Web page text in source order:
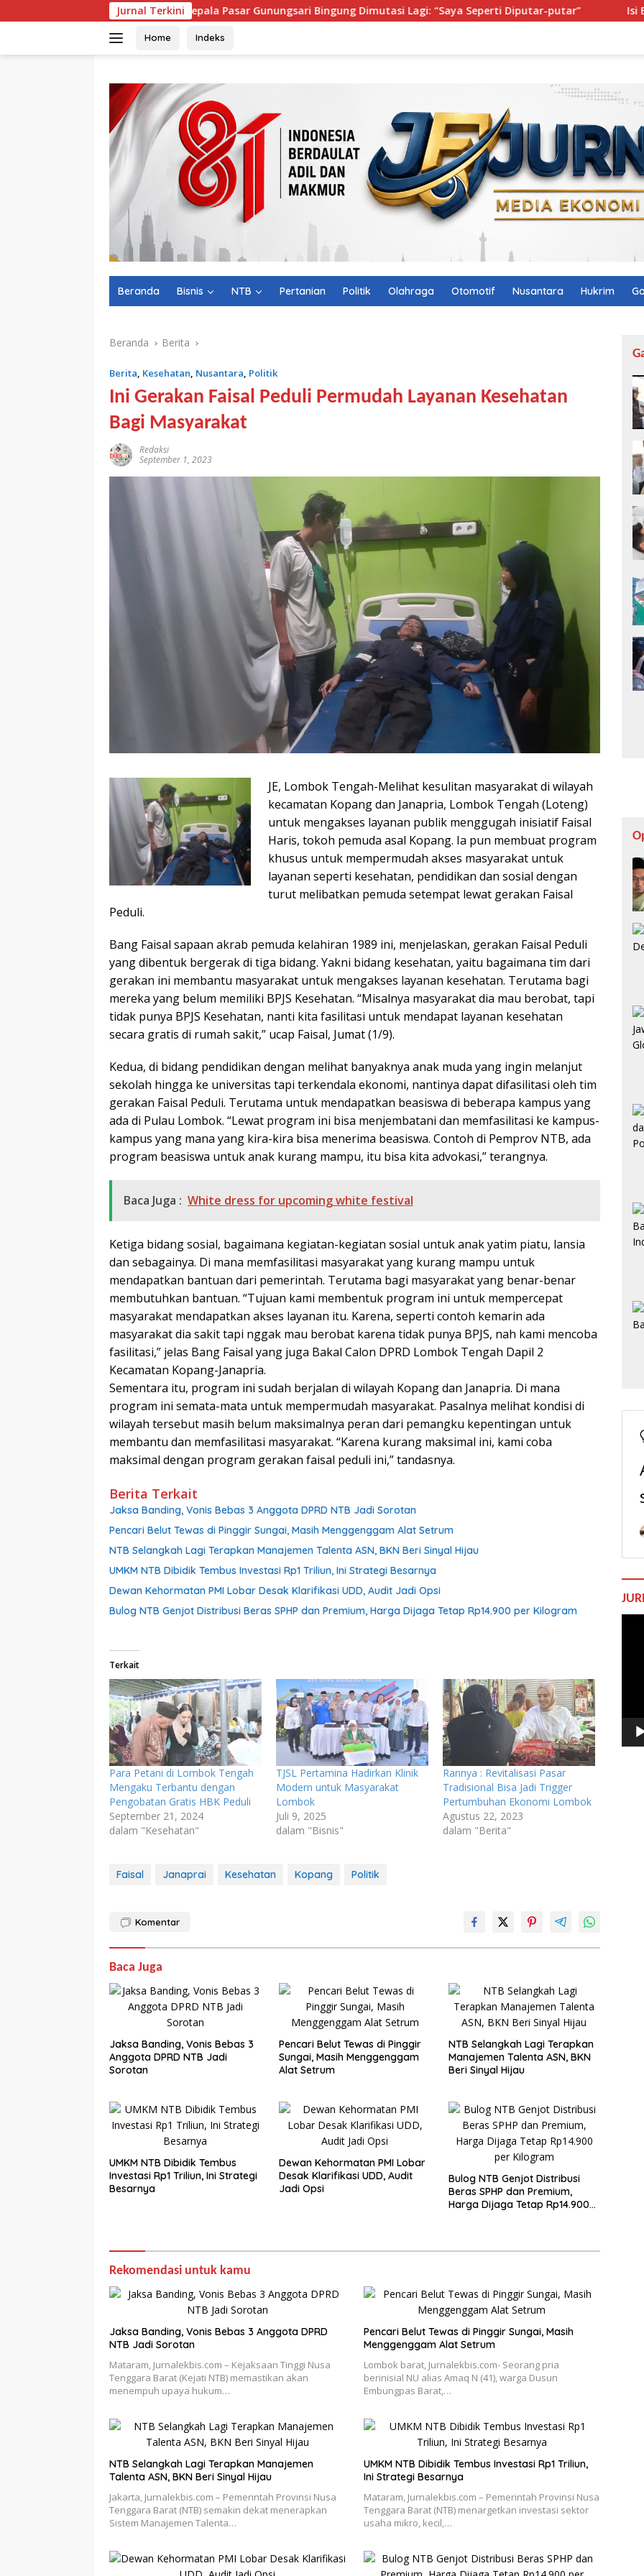
ke
Jurnal Terkini
Kepala Pasar Gunungsari Bingung Dimutasi Lagi: “Saya Seperti Diputar-putar” Isi Buku Pelajaran
Home Indeks
Beranda Bisnis NTB Pertanian Politik Olahraga Otomotif Nusantara Hukrim
Beranda Berita
Berita, Kesehatan, Nusantara, Politik
Ini Gerakan Faisal Peduli Permudah Layanan Kesehatan
Bagi Masyarakat
Redaksi
September 1, 2023
JE, Lombok Tengah-Melihat kesulitan masyarakat di wilayah
kecamatan Kopang dan Janapria, Lombok Tengah (Loteng)
untuk mengakses layanan publik menggugah inisiatif Faisal
Haris, tokoh pemuda asal Kopang. Ia pun membuat program
khusus untuk mempermudah akses masyarakat untuk
layanan seperti kesehatan, pendidikan dan sosial dengan
turut melibatkan pemuda setempat lewat gerakan Faisal
Peduli.
Bang Faisal sapaan akrab pemuda kelahiran 1989 ini, menjelaskan, gerakan Faisal Peduli
yang dibentuk bergerak di tiga bidang. Yakni bidang kesehatan, yaitu bagaimana tim dari
gerakan ini membantu masyarakat untuk mengakses layanan kesehatan. Terutama bagi
mereka yang belum memiliki BPJS Kesehatan. “Misalnya masyarakat dia mau berobat, tapi
tidak punya BPJS Kesehatan, nanti kita fasilitasi untuk mendapat layanan kesehatan
secara gratis di rumah sakit,” ucap Faisal, Jumat (1/9).
Kedua, di bidang pendidikan dengan melihat banyaknya anak muda yang ingin melanjut
sekolah hingga ke universitas tapi terkendala ekonomi, nantinya dapat difasilitasi oleh tim
gerakan Faisal Peduli. Terutama untuk mendapatkan beasiswa di beberapa kampus yang
ada di Pulau Lombok. “Lewat program ini bisa menjembatani dan memfasilitasi ke kampus-
kampus yang mana yang kira-kira bisa menerima beasiswa. Contoh di Pemprov NTB, ada
program beasiswa untuk anak kurang mampu, itu bisa kita advokasi,” terangnya.
Baca Juga : White dress for upcoming white festival
Ketiga bidang sosial, bagaimana kegiatan-kegiatan sosial untuk anak yatim piatu, lansia
dan sebagainya. Di mana memfasilitasi masyarakat yang kurang mampu untuk
mendapatkan bantuan dari pemerintah. Terutama bagi masyarakat yang benar-benar
membutuhkan bantuan. “Tujuan kami membentuk program ini untuk mempercepat
masyarakat mendapatkan akses layanan itu. Karena, seperti contoh kemarin ada
masyarakat dia sakit tapi nggak mau berobat karena tidak punya BPJS, nah kami mencoba
fasilitasi,” jelas Bang Faisal yang juga Bakal Calon DPRD Lombok Tengah Dapil 2
Kecamatan Kopang-Janapria.
Sementara itu, program ini sudah berjalan di wilayah Kopang dan Janapria. Di mana
program ini semata-mata untuk mempermudah masyarakat. Pasalnya melihat kondisi di
wilayah tersebut masih belum maksimalnya peran dari pemangku kepentingan untuk
membantu dan memfasilitasi masyarakat. “Karena kurang maksimal ini, kami coba
maksimal dengan program gerakan faisal peduli ini,” tandasnya.
Berita Terkait
Jaksa Banding, Vonis Bebas 3 Anggota DPRD NTB Jadi Sorotan
Pencari Belut Tewas di Pinggir Sungai, Masih Menggenggam Alat Setrum
NTB Selangkah Lagi Terapkan Manajemen Talenta ASN, BKN Beri Sinyal Hijau
UMKM NTB Dibidik Tembus Investasi Rp1 Triliun, Ini Strategi Besarnya
Dewan Kehormatan PMI Lobar Desak Klarifikasi UDD, Audit Jadi Opsi
Bulog NTB Genjot Distribusi Beras SPHP dan Premium, Harga Dijaga Tetap Rp14.900 per Kilogram
Terkait
Para Petani di Lombok Tengah
Mengaku Terbantu dengan
Pengobatan Gratis HBK Peduli
September 21, 2024
dalam "Kesehatan"
TJSL Pertamina Hadirkan Klinik
Modern untuk Masyarakat
Lombok
Juli 9, 2025
dalam "Bisnis"
Rannya : Revitalisasi Pasar
Tradisional Bisa Jadi Trigger
Pertumbuhan Ekonomi Lombok
Agustus 22, 2023
dalam "Berita"
Faisal Janaprai Kesehatan Kopang Politik
Komentar
Baca Juga
Jaksa Banding, Vonis Bebas 3
Anggota DPRD NTB Jadi
Sorotan
Pencari Belut Tewas di Pinggir
Sungai, Masih Menggenggam
Alat Setrum
NTB Selangkah Lagi Terapkan
Manajemen Talenta ASN, BKN
Beri Sinyal Hijau
UMKM NTB Dibidik Tembus
Investasi Rp1 Triliun, Ini Strategi
Besarnya
Dewan Kehormatan PMI Lobar
Desak Klarifikasi UDD, Audit
Jadi Opsi
Bulog NTB Genjot Distribusi
Beras SPHP dan Premium,
Harga Dijaga Tetap Rp14.900
Rekomendasi untuk kamu
Jaksa Banding, Vonis Bebas 3 Anggota DPRD
NTB Jadi Sorotan
Mataram, Jurnalekbis.com – Kejaksaan Tinggi Nusa
Tenggara Barat (Kejati NTB) memastikan akan
menempuh upaya hukum…
Pencari Belut Tewas di Pinggir Sungai, Masih
Menggenggam Alat Setrum
Lombok barat, Jurnalekbis.com- Seorang pria
berinisial NU alias Amaq N (41), warga Dusun
Embungpas Barat,…
NTB Selangkah Lagi Terapkan Manajemen
Talenta ASN, BKN Beri Sinyal Hijau
Jakarta, Jurnalekbis.com – Pemerintah Provinsi Nusa
Tenggara Barat (NTB) semakin dekat menerapkan
Sistem Manajemen Talenta…
UMKM NTB Dibidik Tembus Investasi Rp1 Triliun,
Ini Strategi Besarnya
Mataram, Jurnalekbis.com – Pemerintah Provinsi Nusa
Tenggara Barat (NTB) menargetkan investasi sektor
usaha mikro, kecil,…